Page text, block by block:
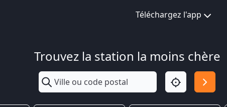
Téléchargez l'app
Trouvez la station la moins chère